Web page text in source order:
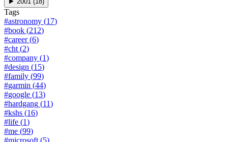
Tags
#astronomy (17)
#book (212)
#career(6)
#cht (2)
#company (1)
#design (15)
#family (99)
#garmin (44)
#google (13)
#hardgang (11)
#kshs (16)
#life (1)
#me (99)
#microsoft (5)